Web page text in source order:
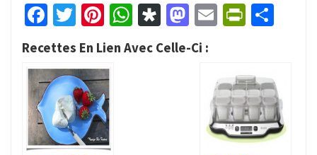
Facebook
Twitter
Pinterest
WhatsApp
Diaspora
Mastodon
Email
Recettes En Lien Avec Celle-Ci :